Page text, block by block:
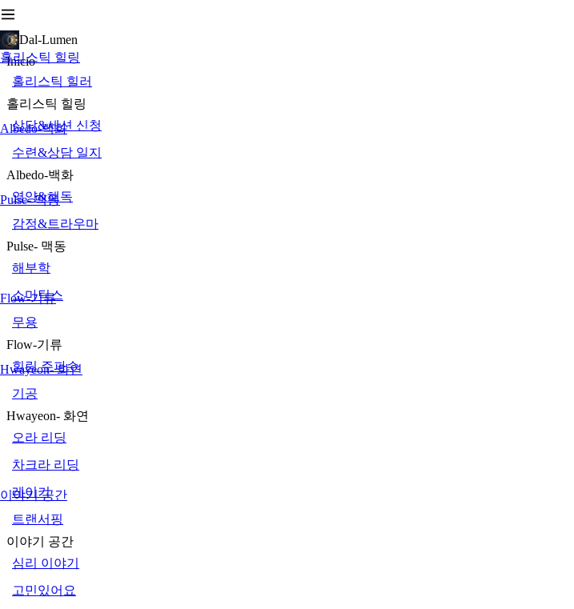
Dal-Lumen
홀리스틱 힐링
Albedo-백화
Pulse- 맥동
Flow-기류
Hwayeon- 화연
이야기 공간
Inicio
홀리스틱 힐러
홀리스틱 힐링
상담&세션 신청
수련&상담 일지
Albedo-백화
영양&해독
감정&트라우마
Pulse- 맥동
해부학
소마틱스
무용
Flow-기류
힐링 주파수
기공
Hwayeon- 화연
오라 리딩
차크라 리딩
레이키
트랜서핑
이야기 공간
심리 이야기
고민있어요